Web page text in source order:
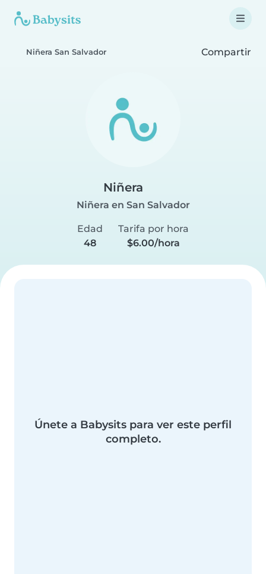
Niñera San Salvador Compartir
Niñera
Niñera en San Salvador
Edad
48
Tarifa por hora
$6.00/hora
Únete a Babysits para ver este perfil
completo.